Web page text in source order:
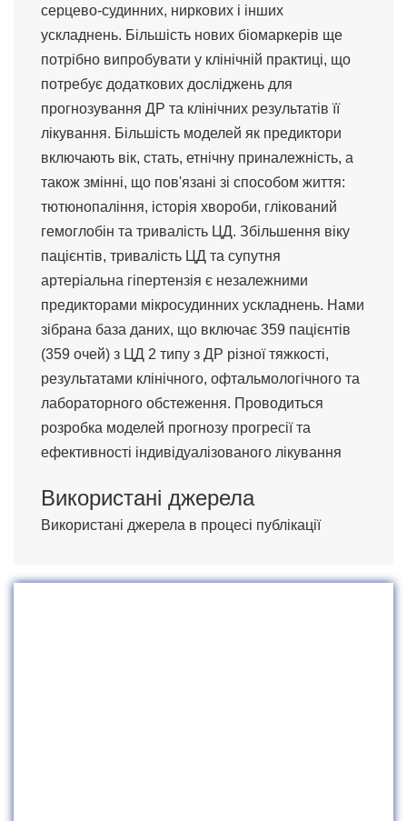
серцево-судинних, ниркових і інших
ускладнень. Більшість нових біомаркерів ще
потрібно випробувати у клінічній практиці, що
потребує додаткових досліджень для
прогнозування ДР та клінічних результатів її
лікування. Більшість моделей як предиктори
включають вік, стать, етнічну приналежність, а
також змінні, що пов'язані зі способом життя:
тютюнопаління, історія хвороби, глікований
гемоглобін та тривалість ЦД. Збільшення віку
пацієнтів, тривалість ЦД та супутня
артеріальна гіпертензія є незалежними
предикторами мікросудинних ускладнень. Нами
зібрана база даних, що включає 359 пацієнтів
(359 очей) з ЦД 2 типу з ДР різної тяжкості,
результатами клінічного, офтальмологічного та
лабораторного обстеження. Проводиться
розробка моделей прогнозу прогресії та
ефективності індивідуалізованого лікування
Використані джерела
Використані джерела в процесі публікації